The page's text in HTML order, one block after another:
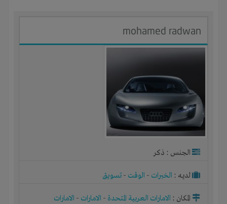
mohamed radwan
الجنس : ذكر
لديـه : الخبرات - الوقت - تسويق
المكان : الامارات العربية المتحدة - الامارات - الامارات